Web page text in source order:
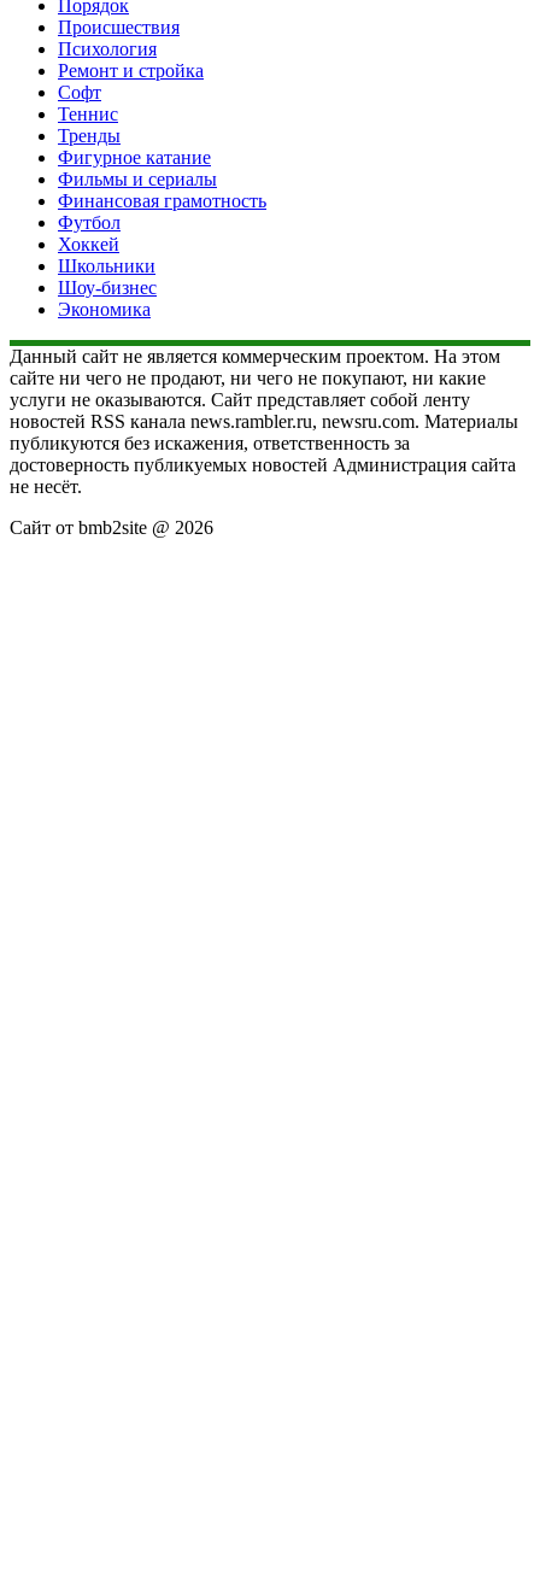
Порядок
Происшествия
Психология
Ремонт и стройка
Софт
Теннис
Тренды
Фигурное катание
Фильмы и сериалы
Финансовая грамотность
Футбол
Хоккей
Школьники
Шоу-бизнес
Экономика
Данный сайт не является коммерческим проектом. На этом
сайте ни чего не продают, ни чего не покупают, ни какие
услуги не оказываются. Сайт представляет собой ленту
новостей RSS канала news.rambler.ru, newsru.com. Материалы
публикуются без искажения, ответственность за
достоверность публикуемых новостей Администрация сайта
не несёт.
Сайт от bmb2site @ 2026